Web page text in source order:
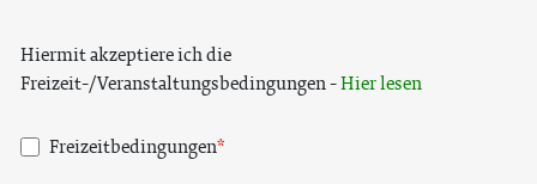
Hiermit akzeptiere ich die
Freizeit-/Veranstaltungsbedingungen -Hier lesen
Freizeitbedingungen